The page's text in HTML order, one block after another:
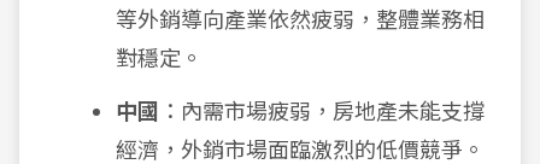
等外銷導向產業依然疲弱，整體業務相
對穩定。
中國 ：內需市場疲弱，房地產未能支撐
經濟，外銷市場面臨激烈的低價競爭。